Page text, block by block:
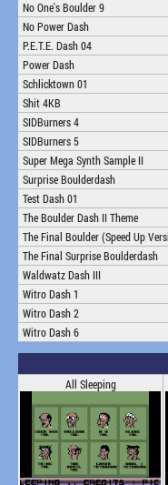
No One's Boulder 9
No Power Dash
P.E.T.E. Dash 04
Power Dash
Schlicktown 01
Shit 4KB
SIDBurners 4
SIDBurners 5
Super Mega Synth Sample II
Surprise Boulderdash
Test Dash 01
The Boulder Dash II Theme
The Final Boulder (Speed Up
The Final Surprise Boulderdash
Waldwatz Dash III
Witro Dash 1
Witro Dash 2
Witro Dash 6
All Sleeping